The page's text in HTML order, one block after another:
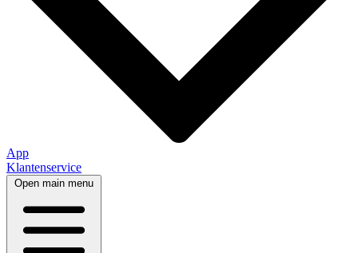
App
Klantenservice
Open main menu